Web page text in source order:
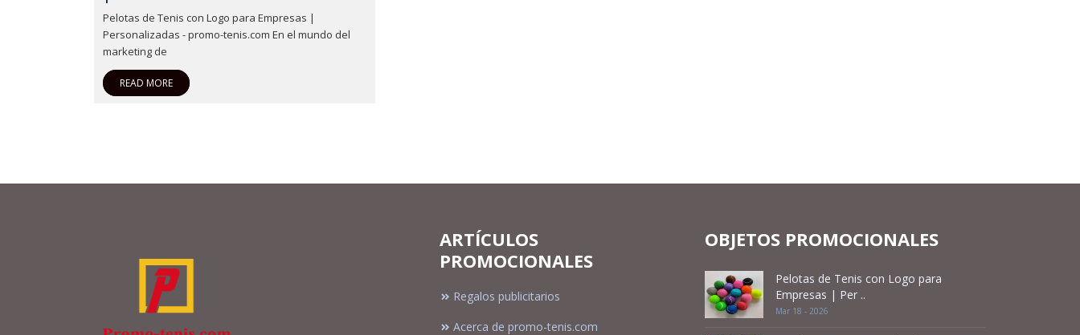
Pelotas de Tenis con Logo para Empresas |
Personalizadas - promo-tenis.com En el mundo del
marketing de
READ MORE
ARTÍCULOS
PROMOCIONALES
Regalos publicitarios
Acerca de promo-tenis.com
OBJETOS PROMOCIONALES
Pelotas de Tenis con Logo para
Empresas | Per ..
Mar 18 - 2026